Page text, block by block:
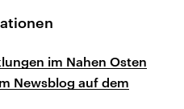
im Nahen Osten
Newsblog auf dem